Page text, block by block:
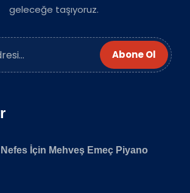
geleceğe taşıyoruz.
Abone Ol
İçin Mehveş Emeç Piyano